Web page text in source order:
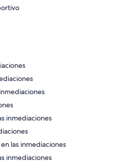
inmediaciones
las inmediaciones
inmediaciones